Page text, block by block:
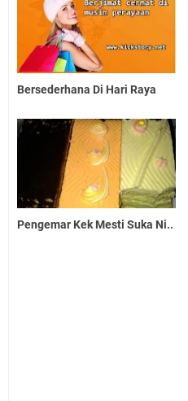
Bersederhana Di Hari Raya
Pengemar Kek Mesti Suka Ni..